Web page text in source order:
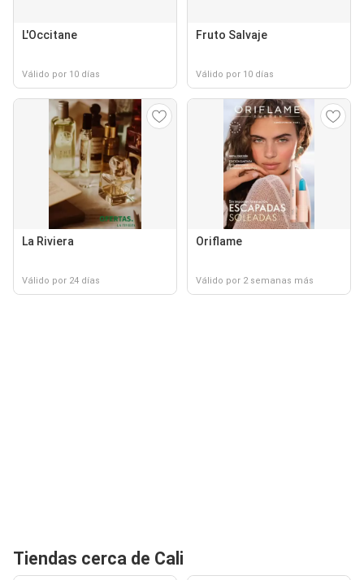
L'Occitane
Válido por 10 días
Fruto Salvaje
Válido por 10 días
La Riviera
Válido por 24 días
Oriflame
Válido por 2 semanas más
Tiendas cerca de Cali